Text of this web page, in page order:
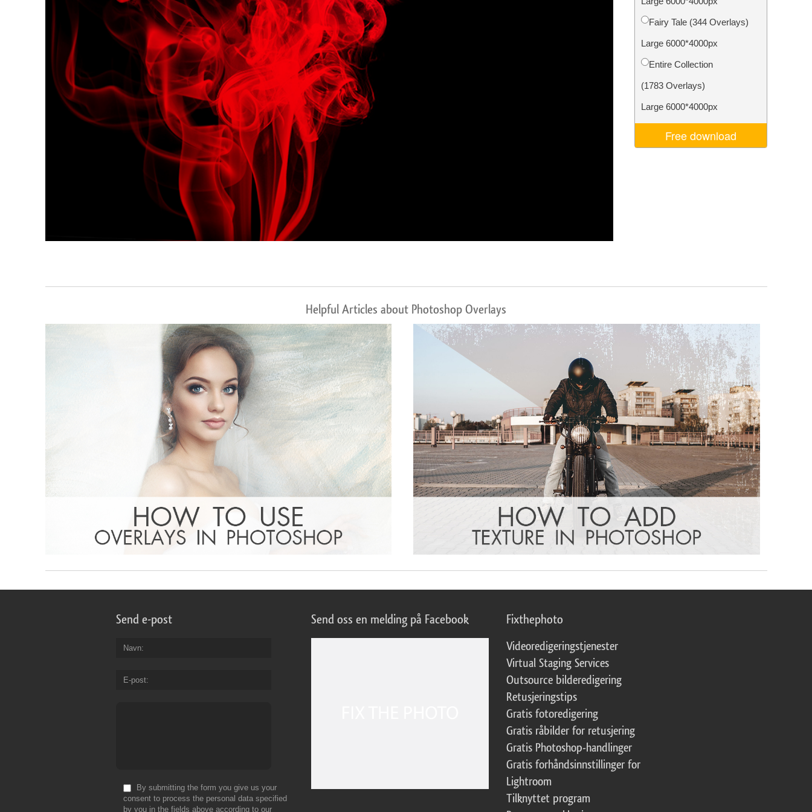
Produktfotoredigering Redigering av smykkefoto
Fairy Tale (344 Overlays)
Large 6000*4000px
Entire Collection
(1783 Overlays)
Large 6000*4000px
Free download
Helpful Articles about Photoshop Overlays
Send e-post
Navn
E-post
By submitting the form you give us your
consent to process the personal data specified
by you in the fields above according to our
Send oss en melding på Facebook Fixthephoto
Videoredigeringstjenester
Virtual Staging Services
Outsource bilderedigering
Retusjeringstips
Gratis fotoredigering
Gratis råbilder for retusjering
Gratis Photoshop-handlinger
Gratis forhåndsinnstillinger for
Lightroom
Tilknyttet program